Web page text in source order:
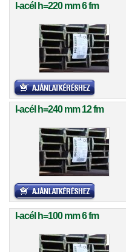
I-acél h=220 mm 6 fm
I-acél h=240 mm 12 fm
I-acél h=100 mm 6 fm